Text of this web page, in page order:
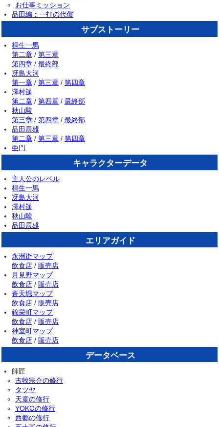
お仕事ミッション
品田編：一打の代償
サブストーリー
桐生一馬
第二章 / 第三章
第四章 / 最終部
冴島大河
第一章 / 第三章 / 第四章
澤村遥
第二章 / 第四章 / 最終部
秋山駿
第三章 / 第四章 / 最終部
品田辰雄
第二章 / 第三章 / 第四章
亜門
キャラクターデータ
主人公のレベル
桐生一馬
冴島大河
澤村遥
秋山駿
品田辰雄
エリアガイド
永洲街マップ
飲食店 / 販売店
月見野マップ
飲食店 / 販売店
蒼天堀マップ
飲食店 / 販売店
錦栄町マップ
飲食店 / 販売店
神室町マップ
飲食店 / 販売店
データベース
師匠
古牧宗介の修行
タツヤ
天童の修行
YOKOの修行
西郷の修行